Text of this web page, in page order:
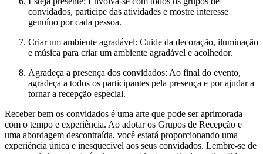
convidados, participe das atividades e mostre interesse
genuíno por cada pessoa.
Criar um ambiente agradável: Cuide da decoração, iluminação
e música para criar um ambiente agradável e acolhedor.
Agradeça a presença dos convidados: Ao final do evento,
agradeça a todos os participantes pela presença e por ajudar a
tornar a recepção especial.
Receber bem os convidados é uma arte que pode ser aprimorada
com o tempo e experiência. Ao adotar os Grupos de Recepção e
uma abordagem descontraída, você estará proporcionando uma
experiência única e inesquecível aos seus convidados. Lembre-se de